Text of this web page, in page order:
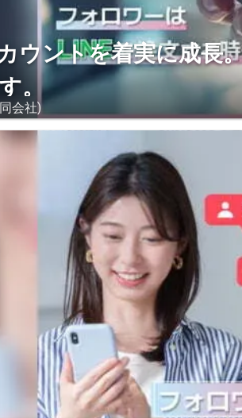
ウントを着実に成長
。
会社)